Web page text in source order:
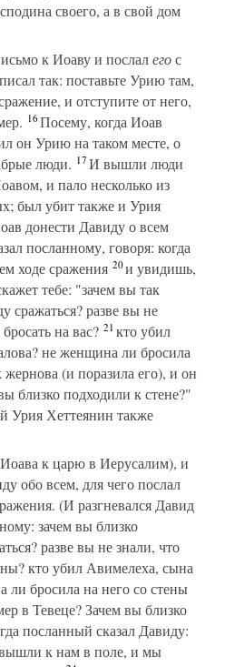
своего, а в свой дом
к Иоаву и послалегос
так: поставьте Урию там,
и отступите от него,
16Посему, когда Иоав
он Урию на таком месте, о
люди. 17И вышли люди
и пало несколько из
был убит также и Урия
донести Давиду о всем
посланному, говоря: когда
ходе сражения 20и увидишь,
тебе: "зачем вы так
сражаться? разве вы не
на вас? 21кто убил
не женщина ли бросила
(и поразила его), и он
близко подходили к стене?"
Урия Хеттеянин также
к царю в Иерусалим), и
обо всем, для чего послал
(И разгневался Давид
зачем вы близко
разве вы не знали, что
кто убил Авимелеха, сына
ли бросила на него со стены
в Тевеце? Зачем вы близко
посланный сказал Давиду:
к нам в поле, и мы